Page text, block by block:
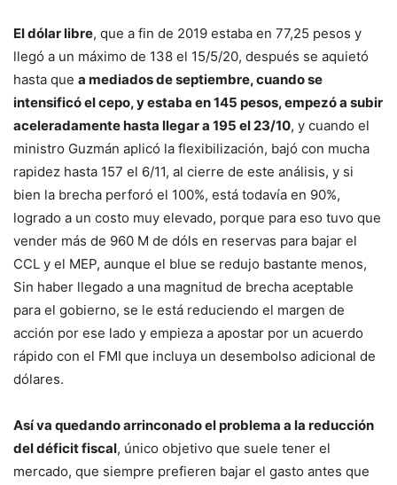
El dólar libre, que a fin de 2019 estaba en 77,25 pesos y
llegó a un máximo de 138 el 15/5/20, después se aquietó
hasta que a mediados de septiembre, cuando se
intensificó el cepo, y estaba en 145 pesos, empezó a subir
aceleradamente hasta llegar a 195 el 23/10, y cuando el
ministro Guzmán aplicó la flexibilización, bajó con mucha
rapidez hasta 157 el 6/11, al cierre de este análisis, y si
bien la brecha perforó el 100%, está todavía en 90%,
logrado a un costo muy elevado, porque para eso tuvo que
vender más de 960 M de dóls en reservas para bajar el
CCL y el MEP, aunque el blue se redujo bastante menos,
Sin haber llegado a una magnitud de brecha aceptable
para el gobierno, se le está reduciendo el margen de
acción por ese lado y empieza a apostar por un acuerdo
rápido con el FMI que incluya un desembolso adicional de
dólares.
Así va quedando arrinconado el problema a la reducción
del déficit fiscal, único objetivo que suele tener el
mercado, que siempre prefieren bajar el gasto antes que